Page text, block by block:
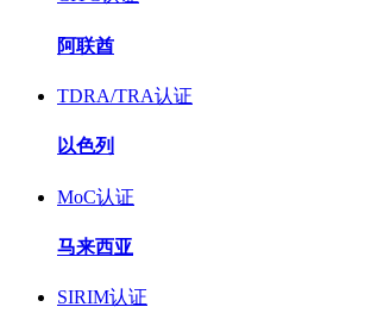
阿联酋
TDRA/TRA认证
以色列
MoC认证
马来西亚
SIRIM认证